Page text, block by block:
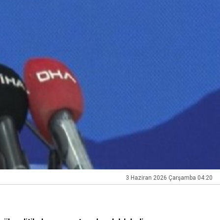
3 Haziran 2026 Çarşamba 04:20